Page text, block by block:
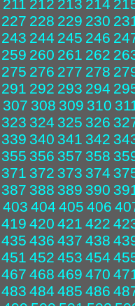
211 212 213 214
227 228 229 230
243 244 245 246
259 260 261 262
275 276 277 278
291 292 293 294
307 308 309 310
323 324 325 326
339 340 341 342
355 356 357 358
371 372 373 374
387 388 389 390
403 404 405 406
419 420 421 422
435 436 437 438
451 452 453 454
467 468 469 470
483 484 485 486